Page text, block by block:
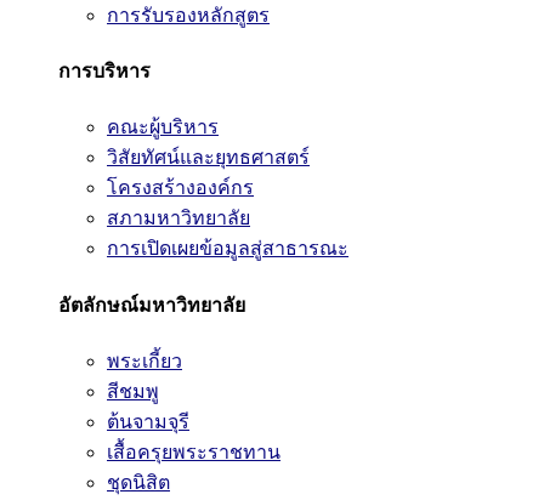
การรับรองหลักสูตร
การบริหาร
คณะผู้บริหาร
วิสัยทัศน์และยุทธศาสตร์
โครงสร้างองค์กร
สภามหาวิทยาลัย
การเปิดเผยข้อมูลสู่สาธารณะ
อัตลักษณ์มหาวิทยาลัย
พระเกี้ยว
สีชมพู
ต้นจามจุรี
เสื้อครุยพระราชทาน
ชุดนิสิต